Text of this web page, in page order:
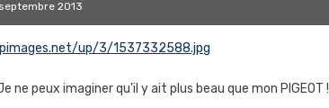
2013
up/3/1537332588.jpg
ne peux imaginer qu'il y ait plus beau que mon PIGEOT !